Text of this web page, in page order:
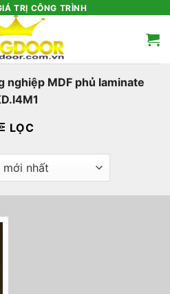
TRỊ CÔNG TRÌNH
nghiệp MDF phủ laminate
LỌC